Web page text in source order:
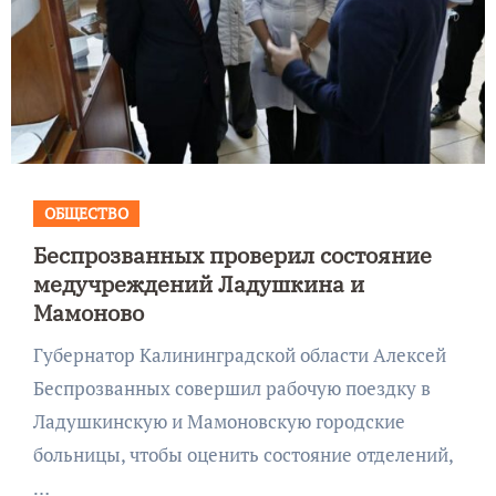
ОБЩЕСТВО
Беспрозванных проверил состояние
медучреждений Ладушкина и
Мамоново
Губернатор Калининградской области Алексей
Беспрозванных совершил рабочую поездку в
Ладушкинскую и Мамоновскую городские
больницы, чтобы оценить состояние отделений,
…